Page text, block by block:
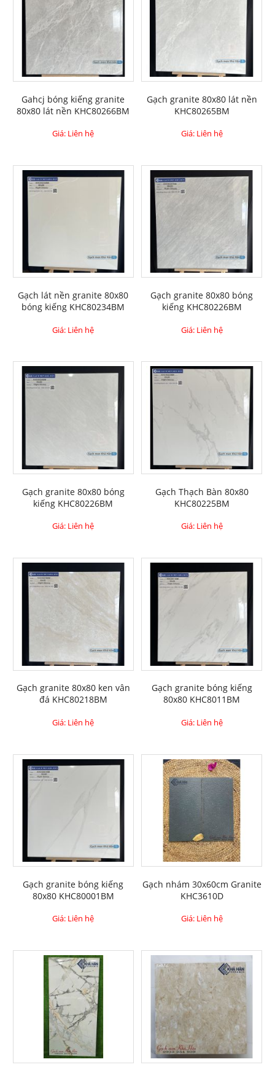
Gahcj bóng kiếng granite
80x80 lát nền KHC80266BM
Giá: Liên hệ
Gạch granite 80x80 lát nền
KHC80265BM
Giá: Liên hệ
Gạch lát nền granite 80x80
bóng kiếng KHC80234BM
Giá: Liên hệ
Gạch granite 80x80 bóng
kiếng KHC80226BM
Giá: Liên hệ
Gạch granite 80x80 bóng
kiếng KHC80226BM
Giá: Liên hệ
Gạch Thạch Bàn 80x80
KHC80225BM
Giá: Liên hệ
Gạch granite 80x80 ken vân
đá KHC80218BM
Giá: Liên hệ
Gạch granite bóng kiếng
80x80 KHC8011BM
Giá: Liên hệ
Gạch granite bóng kiếng
80x80 KHC80001BM
Giá: Liên hệ
Gạch nhám 30x60cm Granite
KHC3610D
Giá: Liên hệ